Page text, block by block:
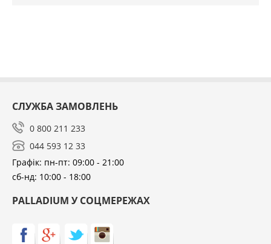
СЛУЖБА ЗАМОВЛЕНЬ
0 800 211 233
044 593 12 33
Графік: пн-пт: 09:00 - 21:00
сб-нд: 10:00 - 18:00
PALLADIUM У СОЦМЕРЕЖАХ